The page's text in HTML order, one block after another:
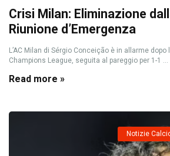
Crisi Milan: Eliminazione
Riunione d’Emergenza
L’AC Milan di Sérgio Conceição è in allarme dopo
Champions League, seguita al pareggio per 1-1 ...
Read more »
Notizie